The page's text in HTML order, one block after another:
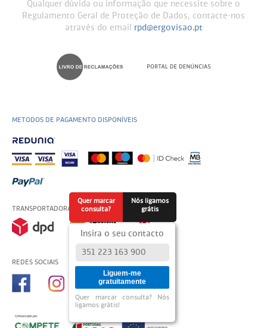
Qualquer dúvida ou informação que necessite sobre o
Regulamento Geral de Proteção de Dados, contacte-nos
através do email
rpd@ergovisao.pt
METODOS DE PAGAMENTO DISPONÍVEIS
TRANSPORTADORAS USADAS
REDES SOCIAIS
Quer marcar
consulta?
Nós ligamos
grátis
Insira o seu contacto
Liguem-me
gratuitamente
Quer marcar consulta? Nós
ligamos grátis!